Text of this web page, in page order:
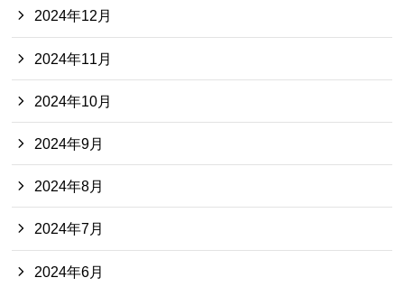
2024年12月
2024年11月
2024年10月
2024年9月
2024年8月
2024年7月
2024年6月